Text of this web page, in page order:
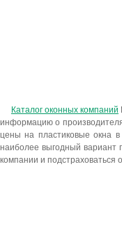
Каталог оконных компаний
информацию о
цены на пластиковые окна
наиболее выгодный вариант
компании и подстраховаться